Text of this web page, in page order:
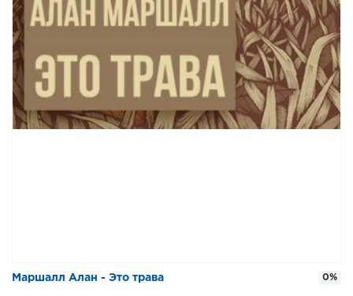
Маршалл Алан - Это трава 0%